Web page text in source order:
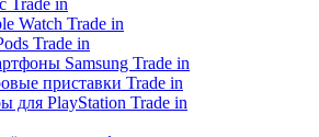
Trade in
Watch Trade in
Trade in
Samsung Trade in
приставки Trade in
для PlayStation Trade in